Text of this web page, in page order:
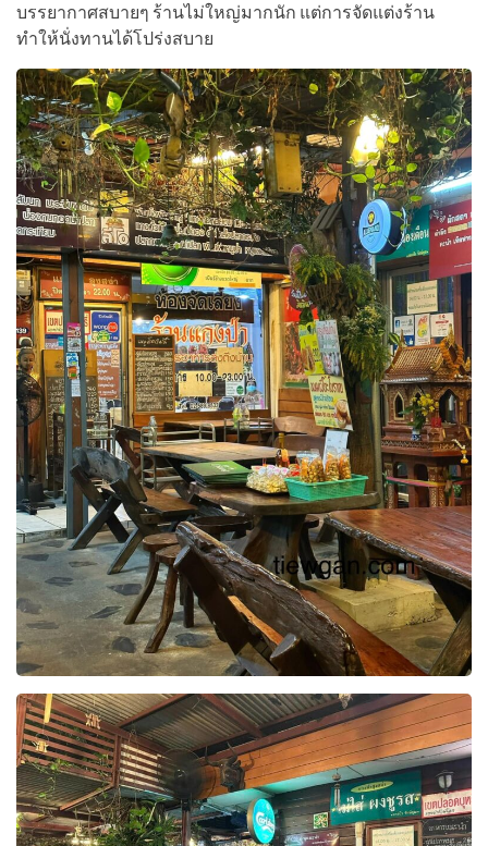
บรรยากาศสบายๆ ร้านไม่ใหญ่มากนัก แต่การจัดแต่งร้าน
ทำให้นั่งทานได้โปร่งสบาย